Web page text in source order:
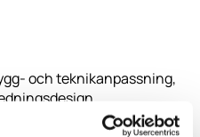
och teknikanpassning,